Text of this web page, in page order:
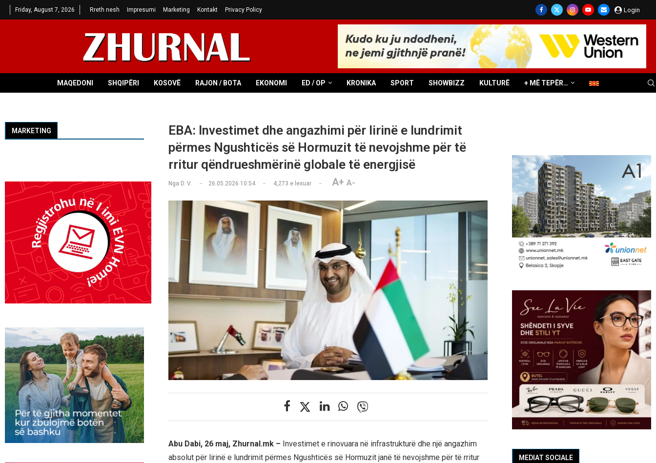
Friday, August 7, 2026 Rreth nesh Impresumi Marketing Kontakt Privacy Policy Login
MAQEDONI SHQIPËRI KOSOVË RAJON / BOTA EKONOMI ED / OP KRONIKA SPORT SHOWBIZZ KULTURË + MË TEPËR…
EBA: Investimet dhe angazhimi për lirinë e lundrimit
përmes Ngushticës së Hormuzit të nevojshme për të
rritur qëndrueshmërinë globale të energjisë
Nga D. V. 26.05.2026 10:54 4,273 e lexuar A+ A-
Abu Dabi, 26 maj, Zhurnal.mk – Investimet e rinovuara në infrastrukturë dhe një angazhim
absolut për lirinë e lundrimit përmes Ngushticës së Hormuzit janë të nevojshme për të rritur
MEDIAT SOCIALE
MARKETING